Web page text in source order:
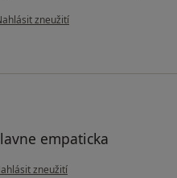
názoru uživatele Andrea B.
zneužití
empaticka
názoru uživatele Pacient
zneužití